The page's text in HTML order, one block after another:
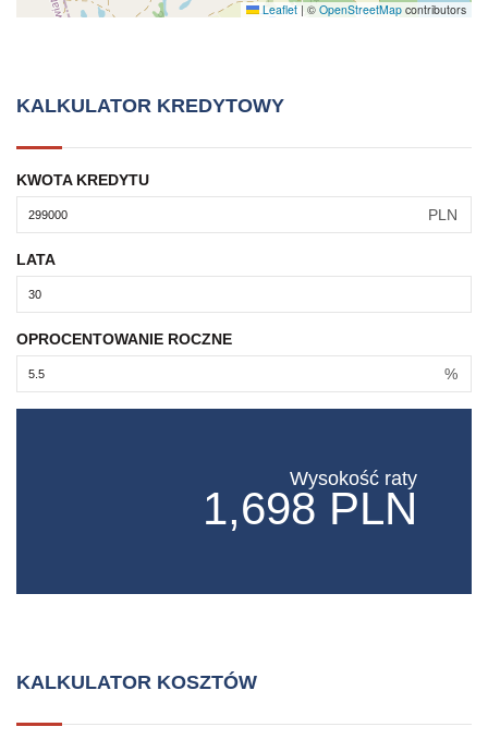
Leaflet | © OpenStreetMap contributors
KALKULATOR KREDYTOWY
KWOTA KREDYTU
PLN
LATA
OPROCENTOWANIE ROCZNE
%
Wysokość raty
1,698 PLN
KALKULATOR KOSZTÓW